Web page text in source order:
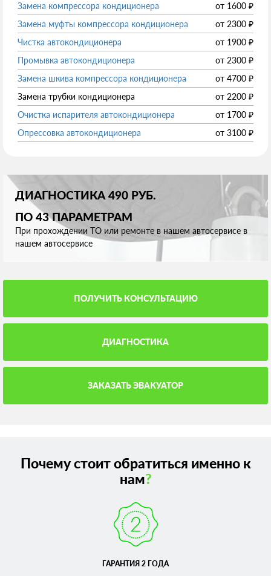
Замена компрессора кондиционера
от 1600 ₽
Замена муфты компрессора кондиционера
от 2300 ₽
Чистка автокондиционера
от 1900 ₽
Промывка автокондиционера
от 2300 ₽
Замена шкива компрессора кондиционера
от 4700 ₽
Замена трубки кондиционера
от 2200 ₽
Очистка испарителя автокондиционера
от 1700 ₽
Опрессовка автокондиционера
от 3100 ₽
ДИАГНОСТИКА 490 РУБ.
ПО 43 ПАРАМЕТРАМ
При прохождении ТО или ремонте в нашем автосервисе в
нашем автосервисе
ПОЛУЧИТЬ КОНСУЛЬТАЦИЮ
ДИАГНОСТИКА
ЗАКАЗАТЬ ЭВАКУАТОР
Почему стоит обратиться именно к
нам?
ГАРАНТИЯ 2 ГОДА